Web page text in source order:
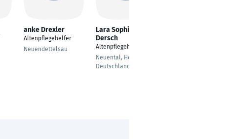
anke Drexler
Altenpflegehelfer
Neuendettelsau
Lara Sophie
Dersch
Altenpflegehelfer
Neuental, Hessen,
Deutschland